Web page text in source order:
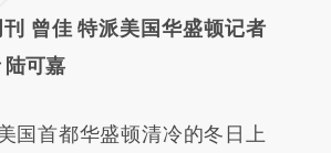
财新文章
StDRnSgp]
真实意图存在偏差。不代表财
曾佳 特派美国华盛顿记者
陆可嘉
首都华盛顿清冷的冬日上